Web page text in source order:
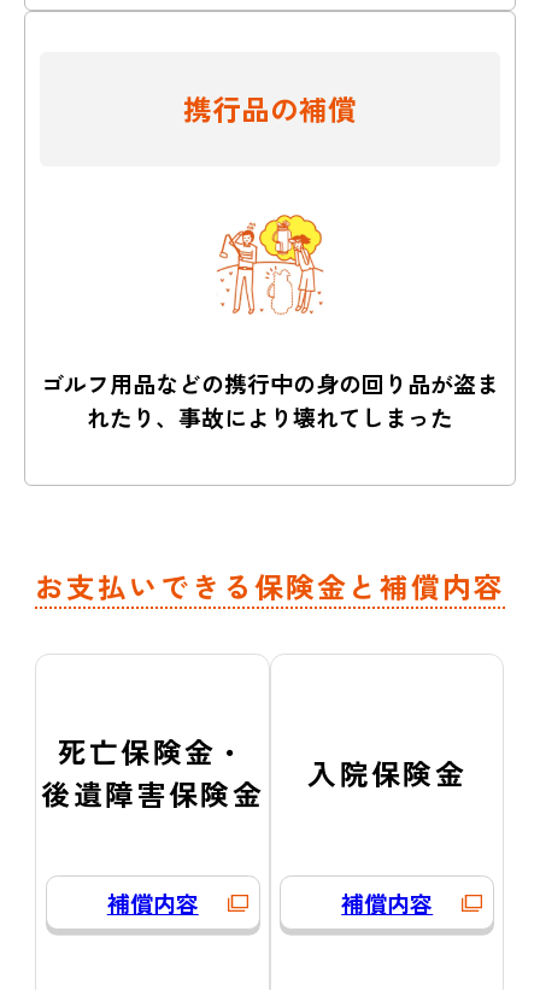
携行品の補償
ゴルフ用品などの携行中の身の回り品が盗ま
れたり、 事故により壊れてしまった
お支払いできる保険金と補償内容
死亡保険金・
後遺障害保険金
補償内容
入院保険金
補償内容